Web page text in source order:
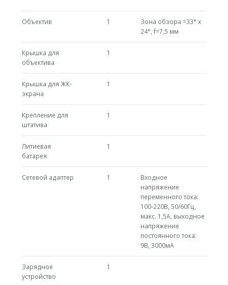
Объектив 1
Зона обзора =33° x
24°, f=7,5 мм
Крышка для
объектива
1
Крышка для ЖК-
экрана
1
Крепление для
штатива
1
Литиевая
батарея
1
Сетевой адаптер 1
Входное
напряжение
переменного тока:
100-220В, 50/60Гц,
макс. 1,5A, выходное
напряжение
постоянного тока:
9В, 3000мА
Зарядное
устройство
1